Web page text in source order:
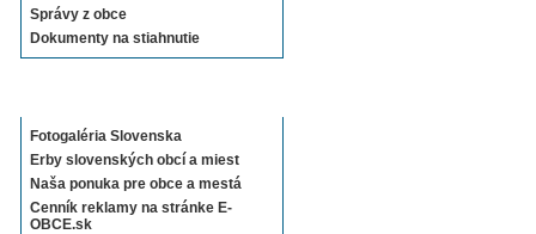
Správy z obce
Dokumenty na stiahnutie
Fotogaléria Slovenska
Erby slovenských obcí a miest
Naša ponuka pre obce a mestá
Cenník reklamy na stránke E-
OBCE.sk